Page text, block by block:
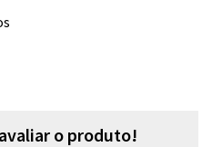
o produto!